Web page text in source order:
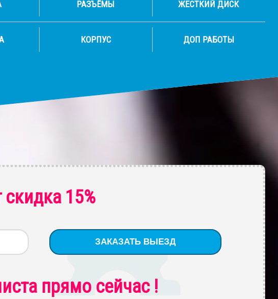
РАЗЪЁМЫ ЖЕСТКИЙ ДИСК
КОРПУС ДОП РАБОТЫ
15%
прямо сейчас !